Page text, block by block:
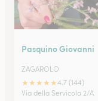
Pasquino Giovanni
ZAGAROLO
★★★★★4.7 (144)
Via della Servicola 2/A